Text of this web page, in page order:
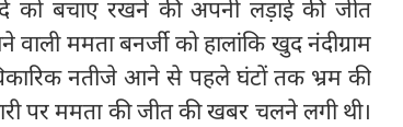
को बचाए रखने की अपनी लड़ाई की जीत
वाली ममता बनर्जी को हालांकि खुद नंदीग्राम
नतीजे आने से पहले घंटों तक भ्रम की
पर ममता की जीत की खबर चलने लगी थी।